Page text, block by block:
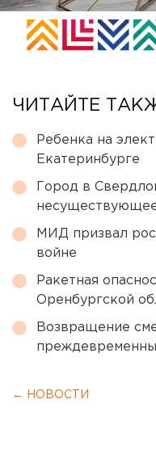
ЧИТАЙТЕ
Ребенка на
Екатеринбурге
Город в
МИД призвал
войне
Ракетная
Оренбургской
Возвращение
← НОВОСТИ